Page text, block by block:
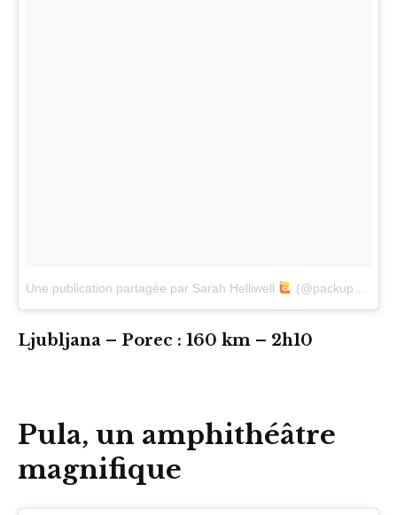
Une publication partagée par Sarah Helliwell (@packupbuttercup)
Ljubljana – Porec : 160 km – 2h10
Pula, un amphithéâtre
magnifique